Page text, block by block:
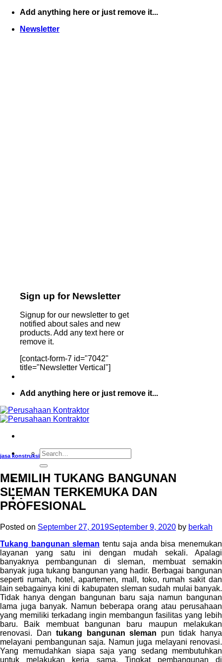
Skip
content
Add anything here or just remove it...
Newsletter
Sign up for Newsletter
Signup for our newsletter to get
notified about sales and new
products. Add any text here or
remove it.
[contact-form-7 id="7042"
title="Newsletter Vertical"]
Add anything here or just remove it...
-
-
jasa konstruksi
MEMILIH TUKANG BANGUNAN
SLEMAN TERKEMUKA DAN
PROFESIONAL
Posted on September 27, 2019September 9, 2020 by berkah
Tukang bangunan sleman tentu saja anda bisa menemukan
layanan yang satu ini dengan mudah sekali. Apalagi
banyaknya pembangunan di sleman, membuat semakin
banyak juga tukang bangunan yang hadir. Berbagai bangunan
seperti rumah, hotel, apartemen, mall, toko, rumah sakit dan
lain sebagainya kini di kabupaten sleman sudah mulai banyak.
Tidak hanya dengan bangunan baru saja namun bangunan
lama juga banyak. Namun beberapa orang atau perusahaan
yang memiliki terkadang ingin membangun fasilitas yang lebih
baru. Baik membuat bangunan baru maupun melakukan
renovasi. Dan tukang bangunan sleman pun tidak hanya
melayani pembangunan saja. Namun juga melayani renovasi.
Yang memudahkan siapa saja yang sedang membutuhkan
untuk melakukan kerja sama. Tingkat pembangunan di